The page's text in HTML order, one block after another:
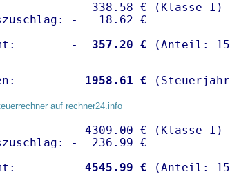
-  338.58 € (Klasse I)
-   18.62 €
-
  357.20 €
1958.61 €
auf rechner24.info
- 4309.00 € (Klasse I)
-  236.99 €
-
4545.99 €